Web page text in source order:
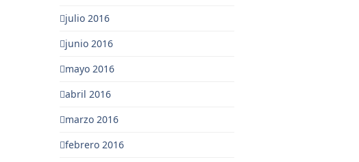
julio 2016
junio 2016
mayo 2016
abril 2016
marzo 2016
febrero 2016